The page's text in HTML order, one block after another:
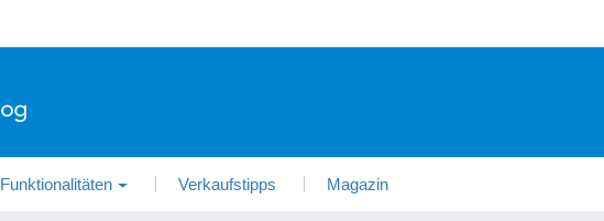
Funktionalitäten Verkaufstipps Magazin